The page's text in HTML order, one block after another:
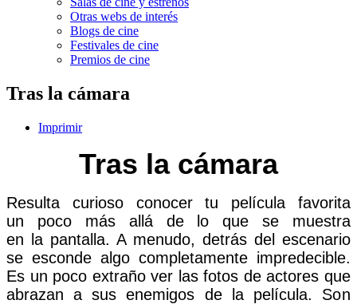
Otras webs de interés
Blogs de cine
Festivales de cine
Premios de cine
Tras la cámara
Imprimir
Tras la cámara
Resulta curioso conocer tu película favorita
un poco más allá de lo que se muestra
en la pantalla. A menudo, detrás del escenario
se esconde algo completamente impredecible.
Es un poco extraño ver las fotos de actores que
abrazan a sus enemigos de la película. Son